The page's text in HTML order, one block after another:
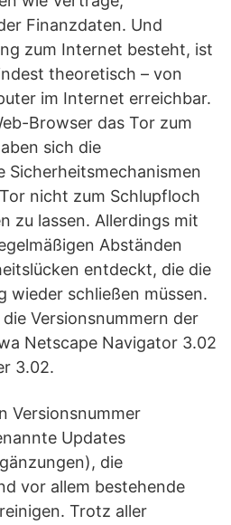
Finanzdaten. Und
zum Internet besteht, ist
theoretisch – von
im Internet erreichbar.
Browser das Tor zum
sich die
Sicherheitsmechanismen
nicht zum Schlupfloch
zu lassen. Allerdings mit
Abständen
entdeckt, die die
wieder schließen müssen.
Versionsnummern der
Netscape Navigator 3.02
3.02.
Versionsnummer
Updates
die
vor allem bestehende
Trotz aller